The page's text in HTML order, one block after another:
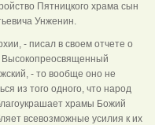
Пятницкого храма сын
Унженин.
- писал в своем отчете о
Высокопреосвященный
- то вообще оно не
из того одного, что народ
храмы Божий
всевозможные усилия к их